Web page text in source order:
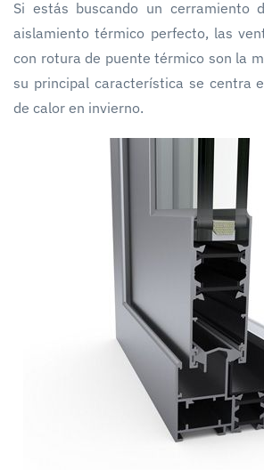
Si estás buscando un cerramiento
aislamiento térmico perfecto, las
con rotura de puente térmico son la
su principal característica se centra
de calor en invierno.